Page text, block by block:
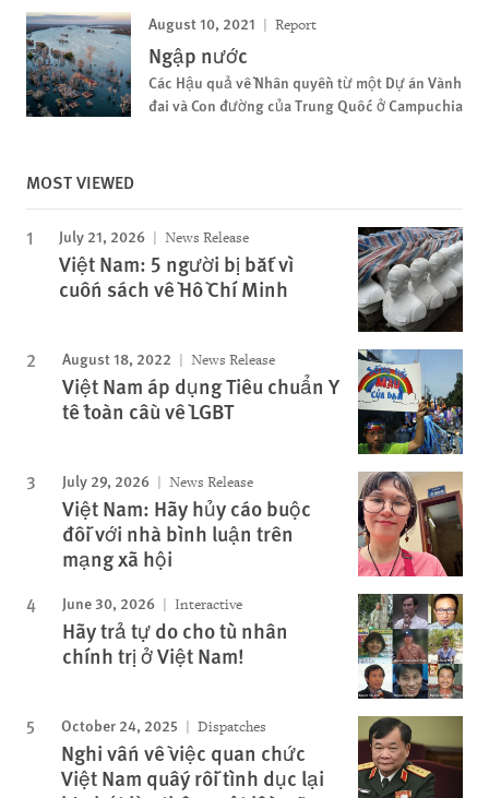
August 10, 2021 Report
Ngập nước
Các Hậu quả về Nhân quyền từ một Dự án Vành
đai và Con đường của Trung Quốc ở Campuchia
MOST VIEWED
July 21, 2026 News Release
Việt Nam: 5 người bị bắt vì
cuốn sách về Hồ Chí Minh
August 18, 2022 News Release
Việt Nam áp dụng Tiêu chuẩn Y
tế toàn cầu về LGBT
July 29, 2026 News Release
Việt Nam: Hãy hủy cáo buộc
đối với nhà bình luận trên
mạng xã hội
June 30, 2026 Interactive
Hãy trả tự do cho tù nhân
chính trị ở Việt Nam!
October 24, 2025 Dispatches
Nghi vấn về việc quan chức
Việt Nam quấy rối tình dục lại